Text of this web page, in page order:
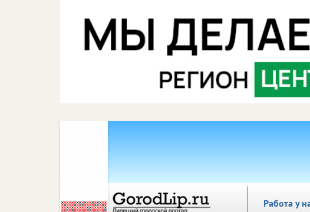
Работа у